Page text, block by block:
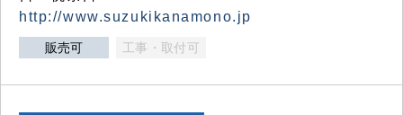
http://www.suzukikanamono.jp
販売可 工事・取付可